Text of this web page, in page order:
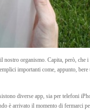
nostro organismo. Capita, però, che
importanti come, appunto, bere
diverse app, sia per telefoni
è arrivato il momento di fermarci